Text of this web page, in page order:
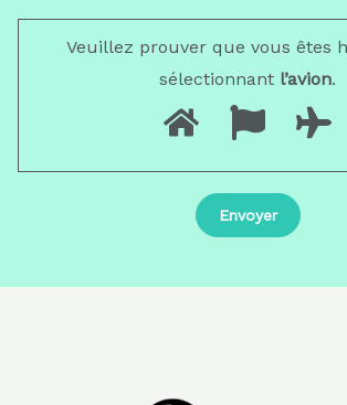
Veuillez prouver que vous êtes
sélectionnant l’avion.